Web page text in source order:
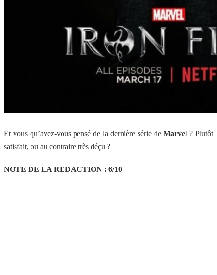
Et vous qu’avez-vous pensé de la dernière série deMarvel ? Plutôt
satisfait, ou au contraire très déçu ?
NOTE DE LA REDACTION : 6/10